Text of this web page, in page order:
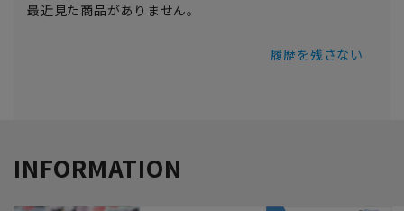
最近見た商品がありません。
履歴を残さない
INFORMATION